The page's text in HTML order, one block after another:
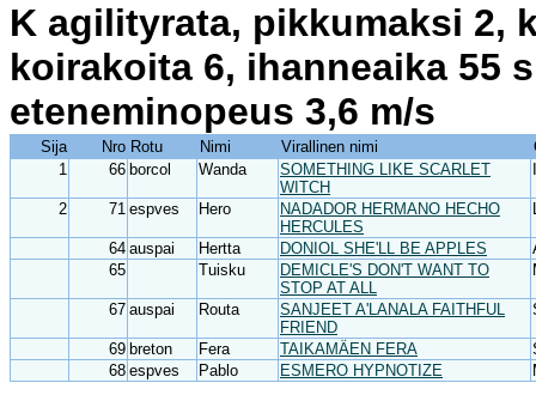
K agilityrata, pikkumaksi 2,
koirakoita 6, ihanneaika 55
eteneminopeus 3,6 m/s
Sija Nro Rotu Nimi Virallinen nimi
1
66 borcol Wanda
SOMETHING LIKE SCARLET
WITCH
2 71 espves Hero
NADADOR HERMANO HECHO
HERCULES
64 auspai Hertta DONIOL SHE'LL BE APPLES
65
Tuisku
DEMICLE'S DON'T WANT TO
STOP AT ALL
67 auspai Routa
SANJEET A'LANALA FAITHFUL
FRIEND
69 breton Fera TAIKAMÄEN FERA
68 espves Pablo ESMERO HYPNOTIZE